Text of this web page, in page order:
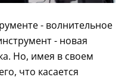
- волнительное
- новая
Но, имея в своем
что касается